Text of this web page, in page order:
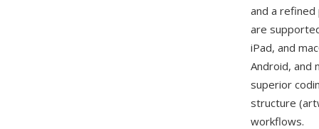
and a
are
iPad, and
Android, and
superior
structure
workflows.